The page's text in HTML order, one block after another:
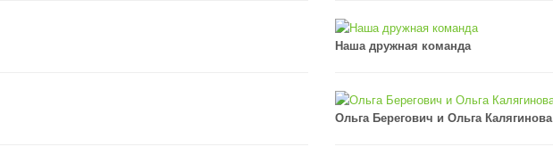
Наша дружная команда
Ольга Берегович и Ольга Калягинова